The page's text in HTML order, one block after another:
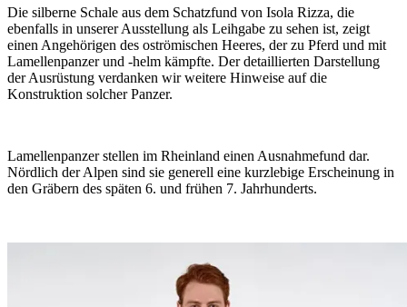
Die silberne Schale aus dem Schatzfund von Isola Rizza, die
ebenfalls in unserer Ausstellung als Leihgabe zu sehen ist, zeigt
einen Angehörigen des oströmischen Heeres, der zu Pferd und mit
Lamellenpanzer und -helm kämpfte. Der detaillierten Darstellung
der Ausrüstung verdanken wir weitere Hinweise auf die
Konstruktion solcher Panzer.
Lamellenpanzer stellen im Rheinland einen Ausnahmefund dar.
Nördlich der Alpen sind sie generell eine kurzlebige Erscheinung in
den Gräbern des späten 6. und frühen 7. Jahrhunderts.